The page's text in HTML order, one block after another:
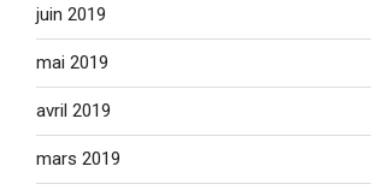
juin 2019
mai 2019
avril 2019
mars 2019